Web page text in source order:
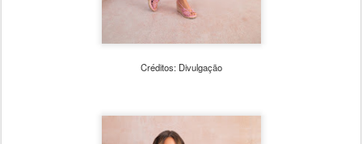
Créditos: Divulgação